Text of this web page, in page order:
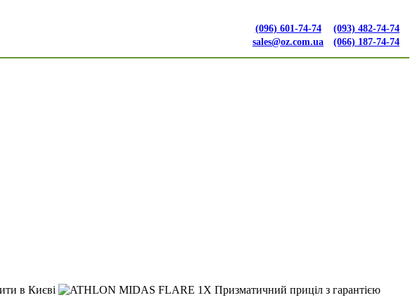
(096) 601-74-74
sales@oz.com.ua
(093) 482-74-74
(066) 187-74-74